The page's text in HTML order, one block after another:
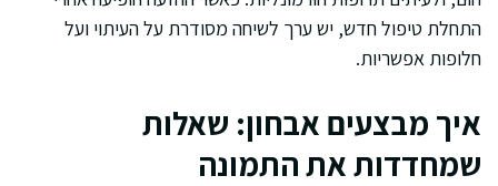
התחלת טיפול חדש, יש ערך לשיחה מסודרת על העיתוי ועל
חלופות אפשריות.
איך מבצעים אבחון: שאלות
שמחדדות את התמונה